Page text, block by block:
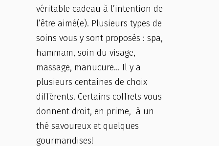
véritable cadeau à l’intention de
l’être aimé(e). Plusieurs types de
soins vous y sont proposés : spa,
hammam, soin du visage,
massage, manucure… Il y a
plusieurs centaines de choix
différents. Certains coffrets vous
donnent droit, en prime, à un
thé savoureux et quelques
gourmandises!